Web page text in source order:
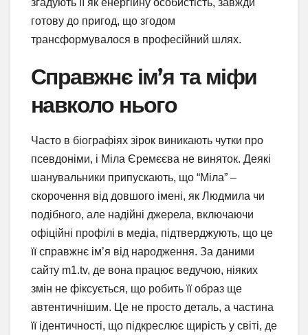
згадують її як енергійну особистість, завжди
готову до пригод, що згодом
трансформувалося в професійний шлях.
Справжнє ім’я та міфи
навколо нього
Часто в біографіях зірок виникають чутки про
псевдоніми, і Міла Єремєєва не виняток. Деякі
шанувальники припускають, що “Міла” –
скорочення від довшого імені, як Людмила чи
подібного, але надійні джерела, включаючи
офіційні профілі в медіа, підтверджують, що це
її справжнє ім’я від народження. За даними
сайту m1.tv, де вона працює ведучою, ніяких
змін не фіксується, що робить її образ ще
автентичнішим. Це не просто деталь, а частина
її ідентичності, що підкреслює щирість у світі, де